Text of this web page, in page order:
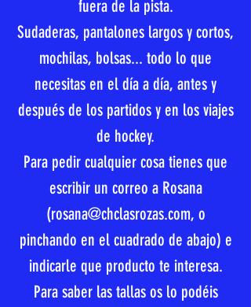
fuera de la pista.
Sudaderas, pantalones largos y cortos,
mochilas, bolsas... todo lo que
necesitas en el día a día, antes y
después de los partidos y en los viajes
de hockey.
Para pedir cualquier cosa tienes que
escribir un correo a Rosana
(rosana@chclasrozas.com, o
pinchando en el cuadrado de abajo) e
indicarle que producto te interesa.
Para saber las tallas os lo podéis